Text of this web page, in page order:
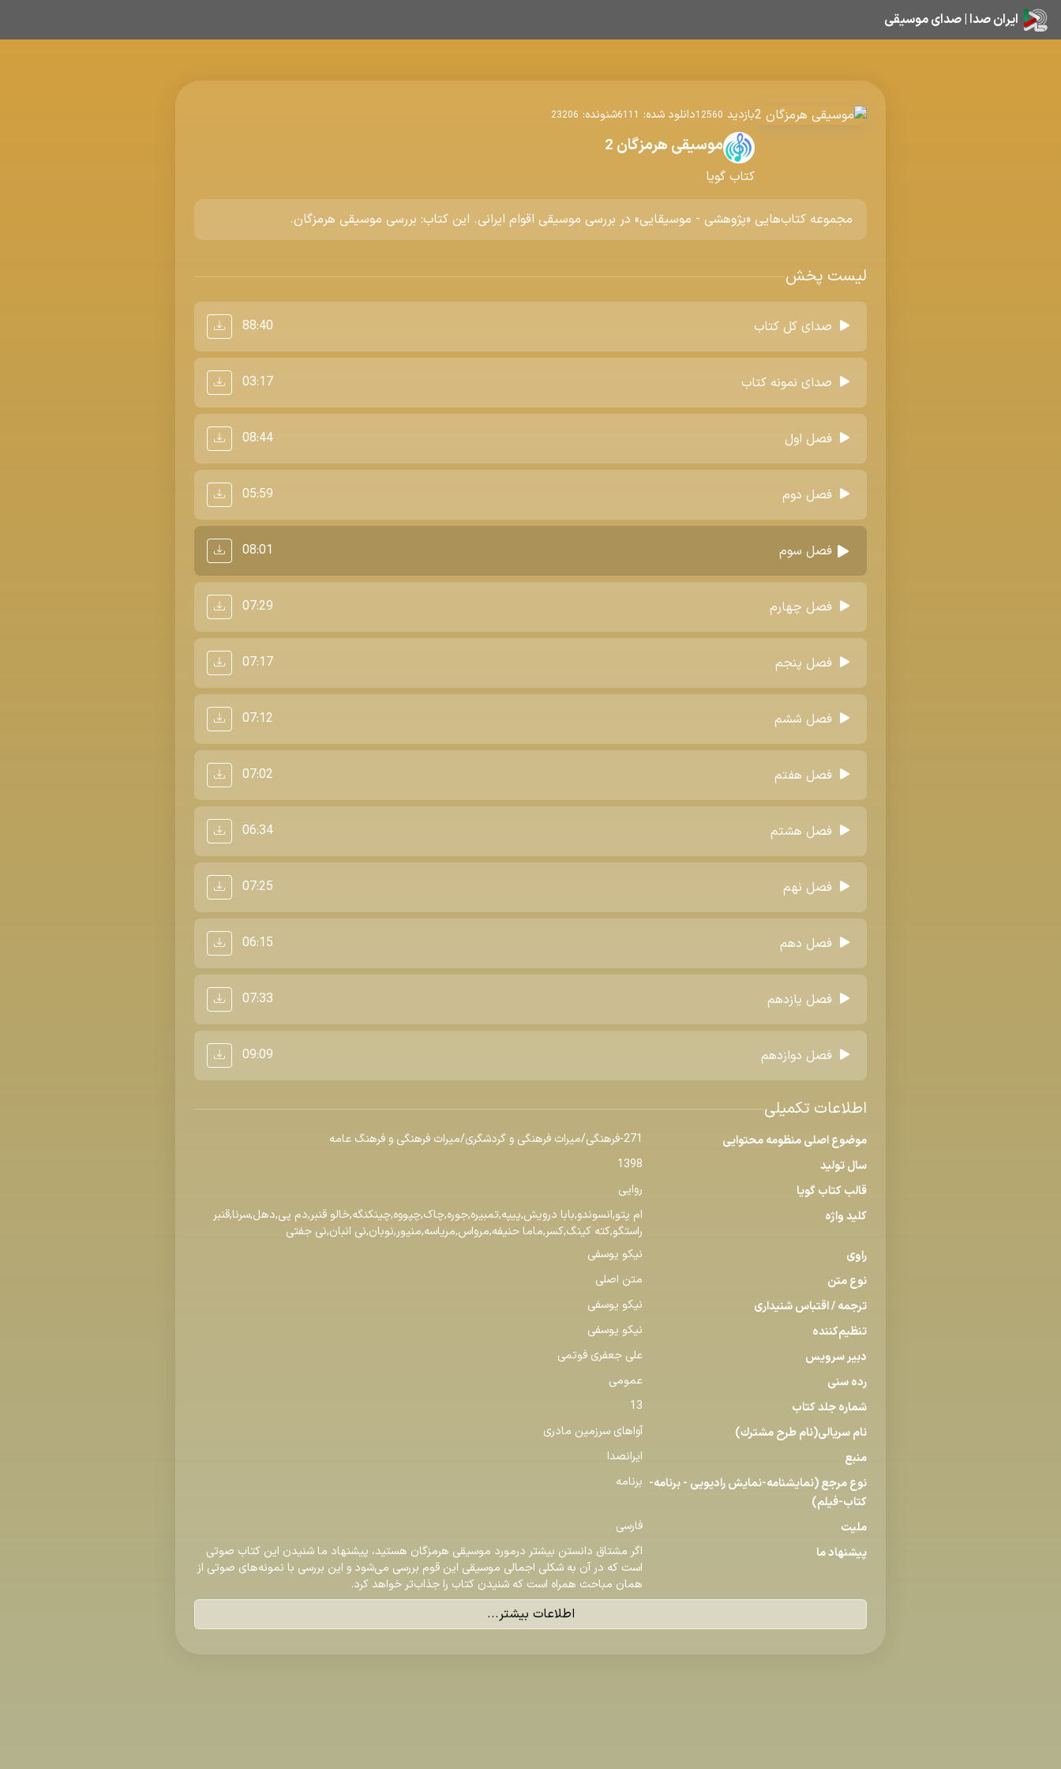
ایران صدا | صدای موسیقی
بازدید 12560دانلود شده: 6111شنونده: 23206
موسیقی هرمزگان 2
کتاب گویا
مجموعه کتاب‌هایی «پژوهشی - موسیقایی» در بررسی موسیقی اقوام ایرانی. این کتاب: بررسی موسیقی هرمزگان.
لیست پخش
صدای کل کتاب 88:40
صدای نمونه کتاب 03:17
فصل اول 08:44
فصل دوم 05:59
فصل سوم 08:01
فصل چهارم 07:29
فصل پنجم 07:17
فصل ششم 07:12
فصل هفتم 07:02
فصل هشتم 06:34
فصل نهم 07:25
فصل دهم 06:15
فصل یازدهم 07:33
فصل دوازدهم 09:09
اطلاعات تکمیلی
موضوع اصلی منظومه محتوایی
271-فرهنگی/میراث فرهنگی و گردشگری/میراث فرهنگی و فرهنگ عامه
سال تولید
1398
قالب كتاب گویا
روایی
كلید واژه
ام پتو,انسوندو,بابا درویش,پیپه,تمبیره,جوره,چاک,چپووه,چینکنگه,خالو قنبر,دم پی,دهل,سرنا,قنبر
راستگو,کته کینگ,کسر,ماما حنیفه,مرواس,مریاسه,منیور,نوبان,نی انبان,نی جفتی
راوی
نیکو یوسفی
نوع متن
متن اصلی
ترجمه / اقتباس شنیداری
نیکو یوسفی
تنظیم‌کننده
نیکو یوسفی
دبیر سرویس
علی جعفری فوتمی
رده سنی
عمومی
شماره جلد كتاب
13
نام سریالی(نام طرح مشترك)
آواهای سرزمین مادری
منبع
ایرانصدا
نوع مرجع (نمایشنامه-نمایش رادیویی - برنامه-
كتاب-فیلم)
برنامه
ملیت
فارسی
پیشنهاد ما
اگر مشتاق دانستن بیشتر درمورد موسیقی هرمزگان هستید، پیشنهاد ما شنیدن این کتاب صوتی
است که در آن به شکلی اجمالی موسیقی این قوم بررسی می‌شود و این بررسی با نمونه‌های صوتی از
همان مباحث همراه است که شنیدن کتاب را جذاب‌تر خواهد کرد.
اطلاعات بیشتر...